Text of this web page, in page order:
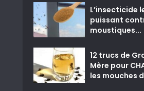
L’insecticide
puissant
moustiques...
12 trucs de
Mère pour
les mouches